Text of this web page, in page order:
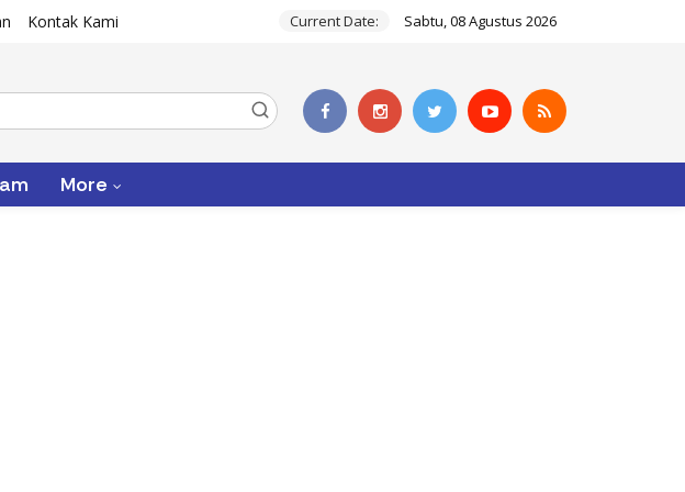
Kontak Kami Current Date: Sabtu, 08 Agustus 2026
More